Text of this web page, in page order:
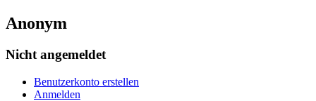
Anonym
Nicht angemeldet
Benutzerkonto erstellen
Anmelden